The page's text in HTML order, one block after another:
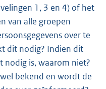
1, 3 en 4) of het
van alle groepen
over te
dit nodig? Indien dit
nodig is, waarom niet?
bekend en wordt de